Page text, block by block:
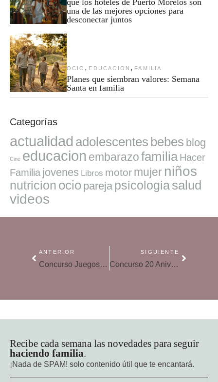
qué los hoteles de Puerto Morelos son
una de las mejores opciones para
desconectar juntos
OCIO , EDUCACION , FAMILIA
Planes que siembran valores: Semana
Santa en familia
Categorías
actualidad adolescentes bebes blog
Cine educacion embarazofamilia Hacer
Familia jovenes Libros motor mujer niños
nutricion ocio pareja psicologiasalud
videos
ANTERIOR
Concurso Juegos ASMODEE
SIGUIENTE
Concurso 20 Aniversario de Hacer Familia
Recibe cada semana las novedades para seguir
haciendo familia.
¡Nada de SPAM! solo contenido útil que te encantará.